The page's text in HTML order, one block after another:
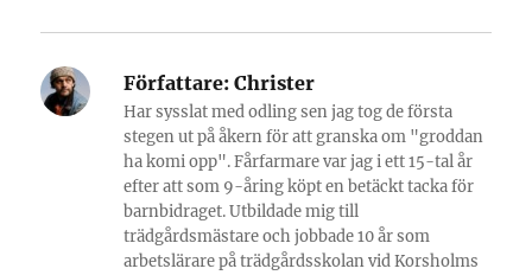
Författare: Christer
Har sysslat med odling sen jag tog de första
stegen ut på åkern för att granska om "groddan
ha komi opp". Fårfarmare var jag i ett 15-tal år
efter att som 9-åring köpt en betäckt tacka för
barnbidraget. Utbildade mig till
trädgårdsmästare och jobbade 10 år som
arbetslärare på trädgårdsskolan vid Korsholms